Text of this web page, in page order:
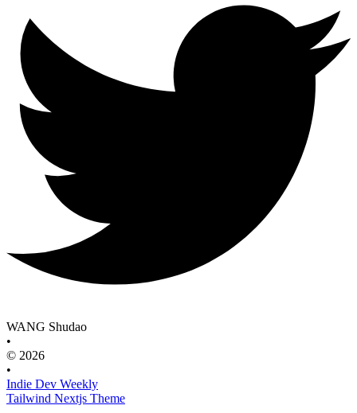
WANG Shudao
•
© 2026
•
Indie Dev Weekly
Tailwind Nextjs Theme